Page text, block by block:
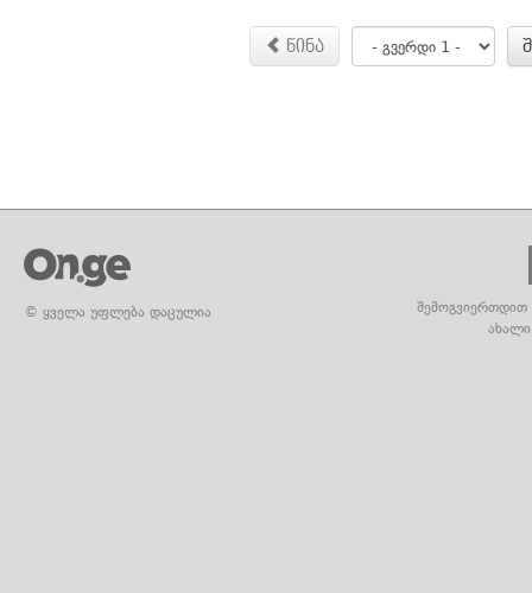
წინა
© ყველა უფლება დაცულია
შემოგვიერთდით
ახალი